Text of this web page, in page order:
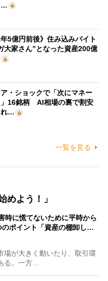
…
年5億円前後》住み込みバイト
大家さん”となった資産200億
・ショックで「次にマネー
」16銘柄 AI相場の裏で割安
れ…
一覧を見る
めよう！」
時に慌てないために平時から
のポイント「資産の棚卸し…
が大きく動いたり、取引環
る。一方…